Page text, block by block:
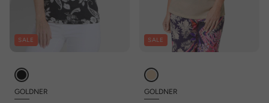
SALE
GOLDNER
SALE
GOLDNER